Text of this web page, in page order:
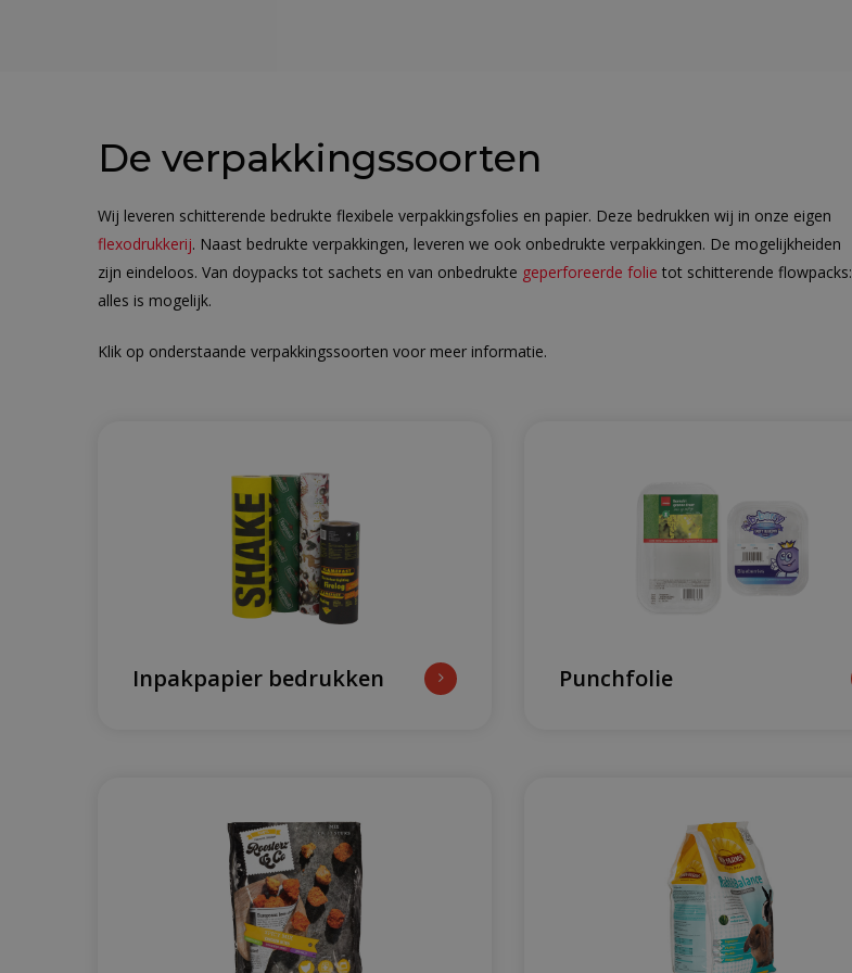
De verpakkingssoorten
Wij leveren schitterende bedrukte flexibele verpakkingsfolies en papier. Deze bedrukken wij in onze eigen
flexodrukkerij. Naast bedrukte verpakkingen, leveren we ook onbedrukte verpakkingen. De mogelijkheiden
zijn eindeloos. Van doypacks tot sachets en van onbedrukte geperforeerde folie tot schitterende flowpacks:
alles is mogelijk.
Klik op onderstaande verpakkingssoorten voor meer informatie.
Inpakpapier bedrukken Punchfolie